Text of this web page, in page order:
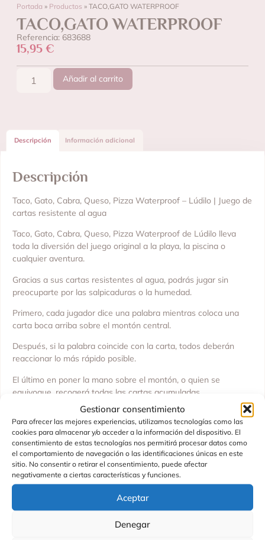
Gestionar consentimiento
Para ofrecer las mejores experiencias, utilizamos tecnologías como las
cookies para almacenar y/o acceder a la información del dispositivo. El
consentimiento de estas tecnologías nos permitirá procesar datos como
el comportamiento de navegación o las identificaciones únicas en este
sitio. No consentir o retirar el consentimiento, puede afectar
negativamente a ciertas características y funciones.
Aceptar
Denegar
Portada » Productos » TACO,GATO WATERPROOF
TACO,GATO WATERPROOF
Referencia: 683688
15,95 €
Añadir al carrito
Descripción Información adicional
Descripción
Taco, Gato, Cabra, Queso, Pizza Waterproof – Lúdilo | Juego de
cartas resistente al agua
Taco, Gato, Cabra, Queso, Pizza Waterproof de Lúdilo lleva
toda la diversión del juego original a la playa, la piscina o
cualquier aventura.
Gracias a sus cartas resistentes al agua, podrás jugar sin
preocuparte por las salpicaduras o la humedad.
Primero, cada jugador dice una palabra mientras coloca una
carta boca arriba sobre el montón central.
Después, si la palabra coincide con la carta, todos deberán
reaccionar lo más rápido posible.
El último en poner la mano sobre el montón, o quien se
equivoque, recogerá todas las cartas acumuladas.
Por ello, cada partida está llena de emoción, risas y momentos
completamente inesperados.
Además, las partidas son rápidas, por lo que siempre apetece
jugar una más.
Mientras juegas, desarrollarás la concentración, la memoria y la
agilidad visual de una forma muy divertida.
Gracias a su bolsa de almacenamiento, podrás transportarlo
cómodamente y llevarlo a cualquier parte.